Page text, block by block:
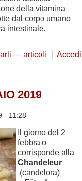
della vitamina
dal corpo umano
intestinale.
— articoli
Accedi
2019
- 11:28
Il giorno del 2
febbraio
corrisponde alla
Chandeleur
(candelora)